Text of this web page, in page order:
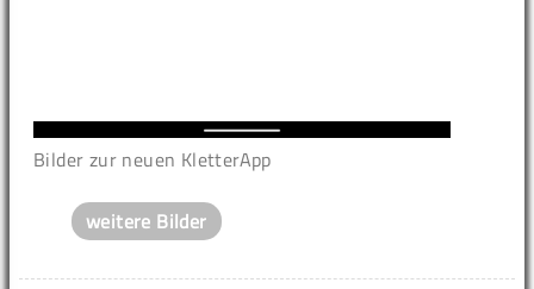
Bilder zur neuen KletterApp
weitere Bilder